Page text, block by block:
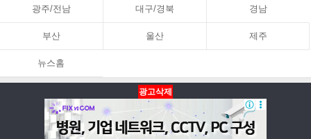
광주/전남 대구/경북 경남
부산 울산 제주
뉴스홈
뉴스홈 PC화면 맨위로
광고삭제